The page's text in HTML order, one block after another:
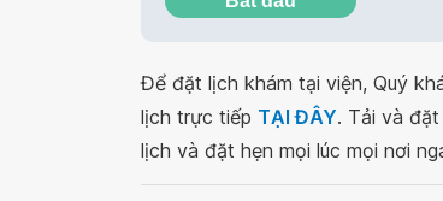
Để đặt lịch khám tại viện, Quý
lịch trực tiếp TẠI ĐÂY. Tải và
lịch và đặt hẹn mọi lúc mọi nơi